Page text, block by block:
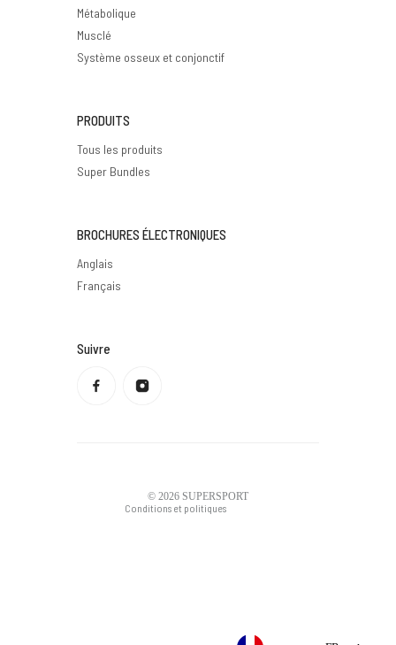
Métabolique
Musclé
Système osseux et conjonctif
PRODUITS
Tous les produits
Super Bundles
BROCHURES ÉLECTRONIQUES
Anglais
Français
Suivre
© 2026 SUPERSPORT
Conditions et politiques
Politique de confidentialité
Politique de remboursement